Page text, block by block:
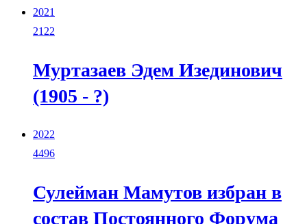
2021
2122
Муртазаев Эдем Изединович
(1905 - ?)
2022
4496
Сулейман Мамутов избран в
состав Постоянного Форума